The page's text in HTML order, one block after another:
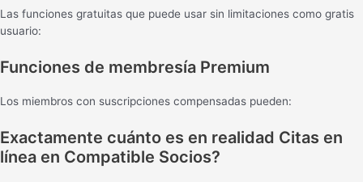
Las funciones gratuitas que puede usar sin limitaciones como gratis
usuario:
Funciones de membresía Premium
Los miembros con suscripciones compensadas pueden:
Exactamente cuánto es en realidad Citas en
línea en Compatible Socios?